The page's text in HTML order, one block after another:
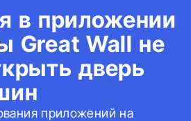
в приложении
Great Wall не
дверь
приложений на